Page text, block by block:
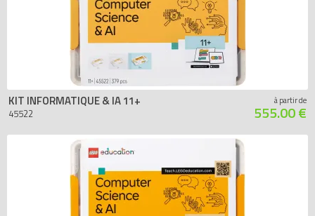
KIT INFORMATIQUE & IA 11+
45522
à partir de
555.00 €